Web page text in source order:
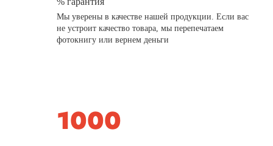
Мы уверены в качестве нашей продукции. Если вас
не устроит качество товара, мы перепечатаем
фотокнигу или вернем деньги